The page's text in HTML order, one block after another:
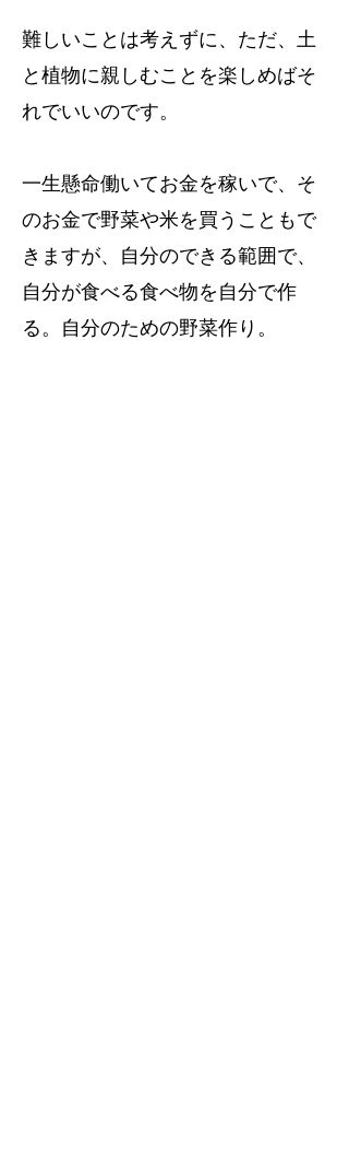
難しいことは考えずに、ただ、土
と植物に親しむことを楽しめばそ
れでいいのです。
一生懸命働いてお金を稼いで、そ
のお金で野菜や米を買うこともで
きますが、自分のできる範囲で、
自分が食べる食べ物を自分で作
る。自分のための野菜作り。